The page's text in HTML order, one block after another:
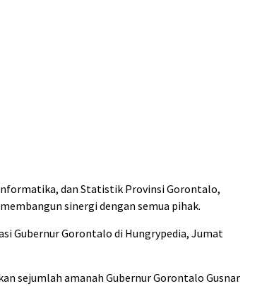
dan Statistik Provinsi Gorontalo,
sinergi dengan semua pihak.
Gubernur Gorontalo di Hungrypedia, Jumat
sejumlah amanah Gubernur Gorontalo Gusnar